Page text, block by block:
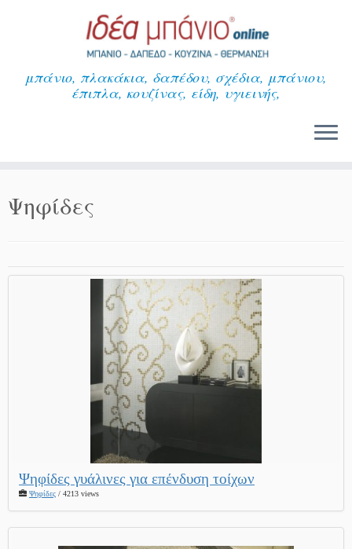
μπάνιο, πλακάκια, δαπέδου, σχέδια, μπάνιου,
έπιπλα, κουζίνας, είδη, υγιεινής,
Ψηφίδες
Ψηφίδες γυάλινες για επένδυση τοίχων
Ψηφίδες / 4213 views